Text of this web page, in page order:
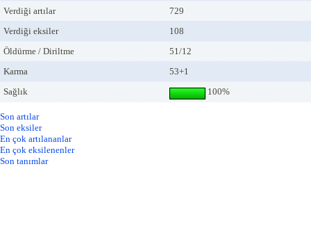
Verdiği artılar
729
Verdiği eksiler
108
Öldürme / Diriltme
51/12
Karma
53+1
Sağlık
100%
Son artılar
Son eksiler
En çok artılananlar
En çok eksilenenler
Son tanımlar